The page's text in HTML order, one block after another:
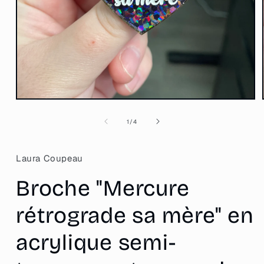
Ouvrir
fenêtre
modale
1 /de
4
Laura Coupeau
Broche "Mercure
rétrograde sa mère" en
acrylique semi-